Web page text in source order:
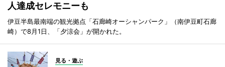
人達成セレモニーも
伊豆半島最南端の観光拠点「石廊崎オーシャンパーク」（南伊豆町石廊
崎）で8月1日、「夕涼会」が開かれた。
見る・遊ぶ